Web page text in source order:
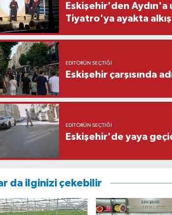
Eskişehir'den Aydın'a
Tiyatro'ya ayakta alkış
EDITÖRÜN SEÇTIĞI
Eskişehir çarşısında
EDITÖRÜN SEÇTIĞI
Eskişehir'de yaya
da ilginizi çekebilir